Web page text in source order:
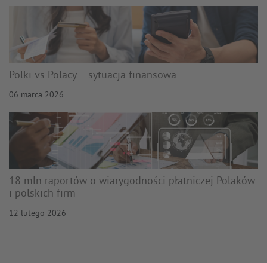
Polki vs Polacy – sytuacja finansowa
06 marca 2026
18 mln raportów o wiarygodności płatniczej Polaków
i polskich firm
12 lutego 2026